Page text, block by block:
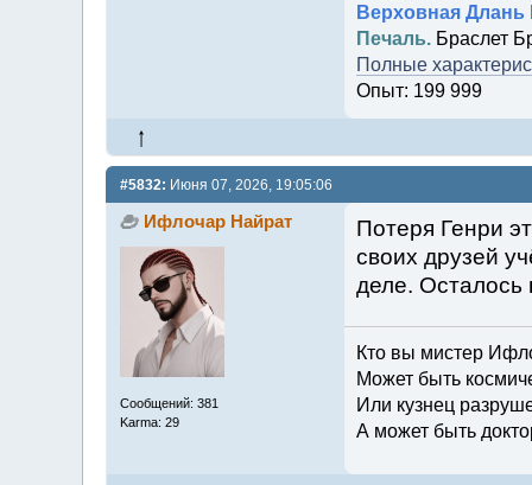
Верховная Длань
Печаль.Браслет
Полные
Опыт: 199 999
#5832: Июня 07, 2026, 19:05:06
Ифлочар Найрат
Сообщений: 381
Karma: 29
Потеря Генри
своих друзей
деле. Осталось
Кто вы мистер
Может быть
Или кузнец
А может быть